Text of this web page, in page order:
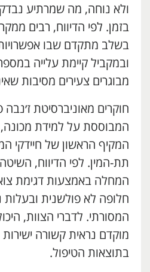
ולא נוחה, מה שמרתיע
בזמן. לפי הדיווח, רבים
בשלב מתקדם שבו
ובמקביל קיימת עלייה
מבוגרים צעירים מסיבות
חוקרים מאוניברסיטת ז׳נבה
המבוססת על למידת
המקיף הראשון של חיידקי
תת-המין. לפי הדיווח,
המחלה באמצעות דגימת
חלופה לא פולשנית
המסורתי. לדברי הצוות,
מוקדם נראית קשורה
בתוצאות הטיפול.